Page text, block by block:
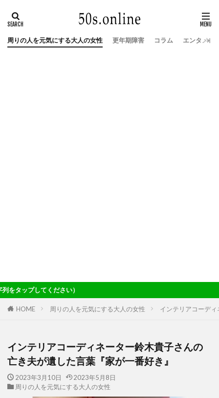
周りの人を元気にする大人の女性 更年期障害 コラム エンタメ
HOME 周りの人を元気にする大人の女性 インテリアコーデ
インテリアコーディネーター鈴木貴子さんの
亡き夫が遺した言葉『家が一番好き』
2023年3月10日
2023年5月8日
周りの人を元気にする大人の女性